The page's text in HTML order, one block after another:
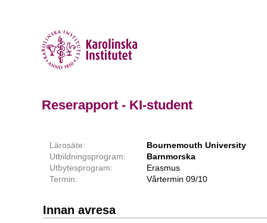
Reserapport - KI-student
Lärosäte:
Bournemouth University
Utbildningsprogram:
Barnmorska
Utbytesprogram:
Erasmus
Termin:
Vårtermin 09/10
Innan avresa